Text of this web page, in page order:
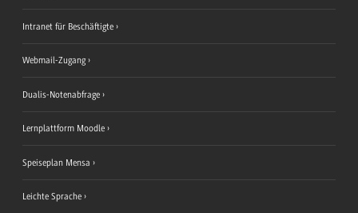
Intranet für Beschäftigte
Webmail-Zugang
Dualis-Notenabfrage
Lernplattform Moodle
Speiseplan Mensa
Leichte Sprache